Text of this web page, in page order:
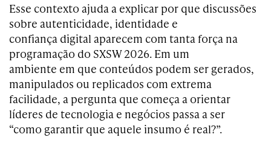
Esse contexto ajuda a explicar por que discussões
sobre autenticidade, identidade e
confiança digital aparecem com tanta força na
programação do SXSW 2026. Em um
ambiente em que conteúdos podem ser gerados,
manipulados ou replicados com extrema
facilidade, a pergunta que começa a orientar
líderes de tecnologia e negócios passa a ser
“como garantir que aquele insumo é real?”.